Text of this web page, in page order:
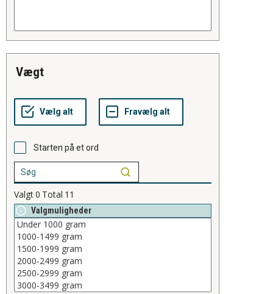
vægt
Starten på et ord
Valgt0 Total 11
Valgmuligheder